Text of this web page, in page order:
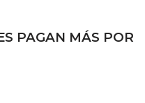
PAGAN MÁS POR